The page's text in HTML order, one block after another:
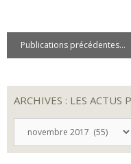
Publications précédentes...
ARCHIVES : LES ACTUS
LES